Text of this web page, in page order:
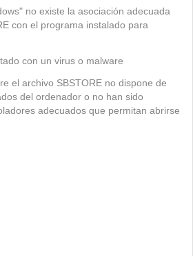
no existe la asociación adecuada
con el programa instalado para
con un virus o malware
el archivo SBSTORE no dispone de
del ordenador o no han sido
adecuados que permitan abrirse